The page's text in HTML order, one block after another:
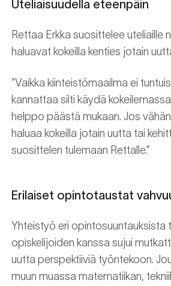
Uteliaisuudella eteenpäin
Rettaa Erkka suosittelee uteliaille
haluavat kokeilla kenties jotain
“Vaikka kiinteistömaailma ei
kannattaa silti käydä
helppo päästä mukaan. Jos
haluaa kokeilla jotain uutta tai
suosittelen tulemaan Rettalle.”
Erilaiset opintotaustat
Yhteistyö eri opintosuuntauksista
opiskelijoiden kanssa sujui
uutta perspektiiviä työntekoon.
muun muassa matematiikan,